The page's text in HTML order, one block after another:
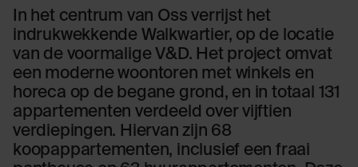
In het centrum van Oss verrijst het
indrukwekkende Walkwartier, op de locatie
van de voormalige V&D. Het project omvat
een moderne woontoren met winkels en
horeca op de begane grond, en in totaal 131
appartementen verdeeld over vijftien
verdiepingen. Hiervan zijn 68
koopappartementen, inclusief een fraai